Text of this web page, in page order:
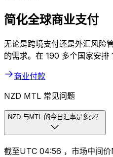
简化全球商业支付
无论是跨境支付还是外汇风险
的需求。在 190 多个国家安排
商业付款
NZD MTL 常见问题
NZD 与MTL 的今日汇率是多少？
截至UTC 04:56 ，市场中间